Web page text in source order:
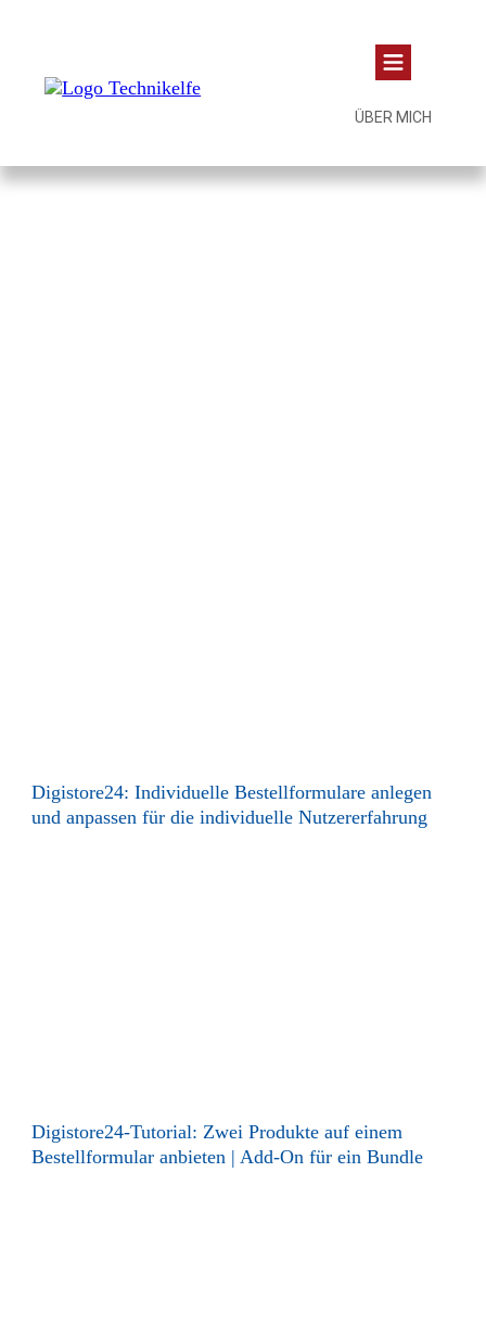
ÜBER MICH
Digistore24: Individuelle Bestellformulare anlegen
und anpassen für die individuelle Nutzererfahrung
Digistore24-Tutorial: Zwei Produkte auf einem
Bestellformular anbieten | Add-On für ein Bundle